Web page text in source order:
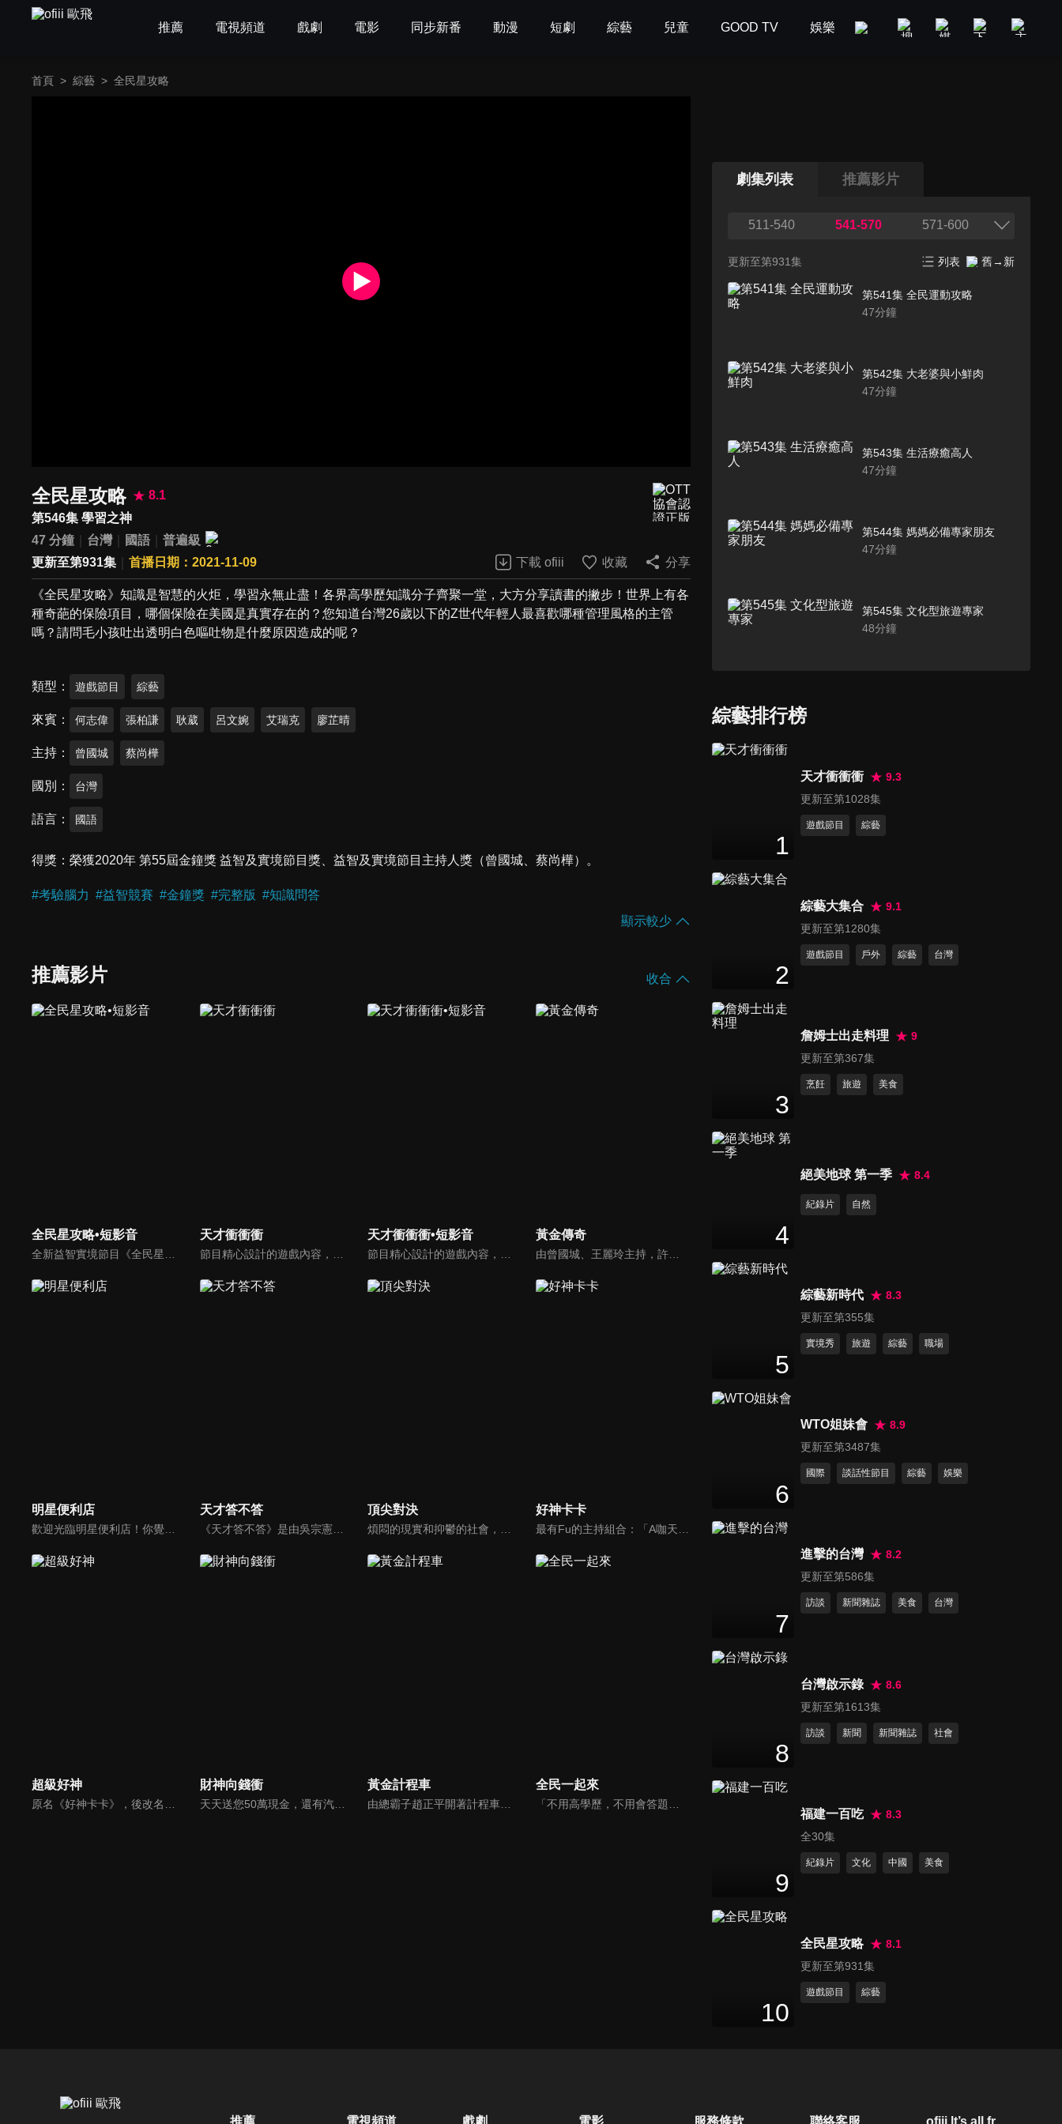
推薦 電視頻道 戲劇 電影 同步新番 動漫 短劇 綜藝 兒童 GOOD TV 娛樂 美食旅遊 新聞政論
首頁 > 綜藝 > 全民星攻略
全民星攻略
8.1
第546集 學習之神
47 分鐘
台灣 國語
普遍級
更新至第931集
首播日期：2021-11-09 下載 ofiii 收藏 分享
《全民星攻略》知識是智慧的火炬，學習永無止盡！各界高學歷知識分子齊聚一堂，大方分享讀書的撇步！世界上有各
種奇葩的保險項目，哪個保險在美國是真實存在的？您知道台灣26歲以下的Z世代年輕人最喜歡哪種管理風格的主管
嗎？請問毛小孩吐出透明白色嘔吐物是什麼原因造成的呢？
類型 遊戲節目 綜藝
來賓 何志偉 張柏謙 耿葳 呂文婉 艾瑞克 廖芷晴
主持 曾國城 蔡尚樺
國別 台灣
語言 國語
得獎 榮獲2020年 第55屆金鐘獎 益智及實境節目獎、益智及實境節目主持人獎（曾國城、蔡尚樺）。
#考驗腦力 #益智競賽 #金鐘獎 #完整版 #知識問答
顯示較少
推薦影片 收合
全民星攻略•短影音 天才衝衝衝 天才衝衝衝•短影音 黃金傳奇
由曾國城、王麗玲主持，許多人記憶中的經典外景綜藝節目之一。每次闖關成功的隊伍，可獲得藏寶圖；拼湊出完整藏寶圖者，可憑著藏寶圖提示至寶箱放置處；最後以正確寶箱之正確答案鑰匙開啟成功者，除隊長本身外的每位參賽者，即可獲得價值新台幣5萬元之黃金金牌。
明星便利店 天才答不答
《天才答不答》是由吳宗憲和吳怡霈共同主持的益智節目。節目設立高額的獎金來考驗藝人們真實的人性，同時將題目立體化，讓你身歷其境去冒險答題。更有哪些出乎意料的處罰，讓藝人羞愧的不想再答錯！一個最接近「人性」與「真實」的益智節目，現在就讓吳宗憲帶你輕鬆玩轉知識。
頂尖對決 好神卡卡
超級好神
原名《好神卡卡》，後改名為《超級好神》，是一檔益智類綜藝節目，由「A咖天王」徐乃麟搭配黃鐙輝主持。「好神智慧王」、「好神記憶王」、「誰是爆點王」、「好神送好禮」四個單元，讓來賓一較高下。比反應，比記憶，比機智，比膽識，幸運女神的眷顧與遠離永遠都是個未知數！
財神向錢衝
天天送您50萬現金，還有汽車大獎！不考智力、體力，挑戰家人、同事、同學、朋友互相了解的成渡和共同生活經驗。快來參加《財神向前衝》大獎通通送給您。
黃金計程車
由總霸子趙正平開著計程車在街頭隨機找尋搭車路人，進行機智問答，如果十題答對就可以拿走金元寶！如果沒有答對，就把當前獎金減一個0然後發放！另外節目中總霸子趙正平還會帶我們遍尋美食名景。
全民一起來
「不用高學歷，不用會答題，全民一起來，獎金拿不完！」《全民一起來》是一檔結合手機遊戲的大型現場直播益智節目，「記憶、觀察、反應、平衡、敏捷...」，多道關卡考驗挑戰者的多元智能及體能，見證藝人明星各項不可思議的挑戰。
劇集列表 推薦影片
511-540 541-570 571-600
更新至第931集 列表 舊→新
第541集 全民運動攻略
47分鐘
第542集 大老婆與小鮮肉
47分鐘
第543集 生活療癒高人
47分鐘
第544集 媽媽必備專家朋友
47分鐘
第545集 文化型旅遊專家
48分鐘
第547集 華麗一族星二代
47 分鐘
第549集 誰的中文比我強
第551集 流行音樂三大門派
47
分鐘
第554集 舞台音樂劇新參者
47
分鐘
47
分鐘
第556集 音樂之路好夥伴
第557集 事業好夥伴
47
第559集 職場最佳拍檔
分鐘
47分鐘
第562集 地表最強手足團隊
47
綜藝排行榜
1
天才衝衝衝
9.3
更新至第1028集
遊戲節目 綜藝
2
綜藝大集合
9.1
更新至第1280集
遊戲節目 戶外 綜藝 台灣
3
詹姆士出走料理
9
更新至第367集
烹飪 旅遊 美食
4
絕美地球 第一季 8.4
紀錄片 自然
5
綜藝新時代
8.3
更新至第355集
實境秀 旅遊 綜藝 職場
6
WTO姐妹會
8.9
更新至第3487集
國際 談話性節目 綜藝 娛樂
7
進擊的台灣
8.2
更新至第586集
訪談 新聞雜誌 美食 台灣
8
台灣啟示錄
8.6
更新至第1613集
訪談 新聞 新聞雜誌 社會
9
福建一百吃
8.3
全30集
紀錄片 文化 中國 美食
10
全民星攻略
8.1
更新至第931集
遊戲節目 綜藝
推薦 電視頻道 戲劇 電影 服務條款 聯絡客服